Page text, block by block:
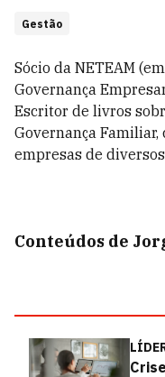
Gestão
Sócio da NETEAM
Governança
Escritor de livros
Governança Familiar,
empresas de
Conteúdos de